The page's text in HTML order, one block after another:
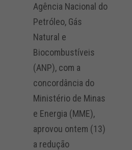
Agência Nacional do
Petróleo, Gás
Natural e
Biocombustíveis
(ANP), com a
concordância do
Ministério de Minas
e Energia (MME),
aprovou ontem (13)
a redução